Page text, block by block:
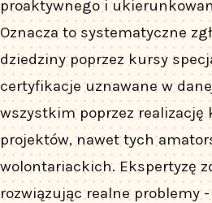
proaktywnego i
Oznacza to systematyczne
dziedziny poprzez kursy
certyfikacje uznawane w
wszystkim poprzez realizację
projektów, nawet tych
wolontariackich. Ekspertyzę
rozwiązując realne problemy